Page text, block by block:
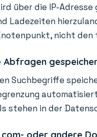
über die IP-
Ladezeiten
nicht den
Abfragen
Suchbegriffe
stehen in der